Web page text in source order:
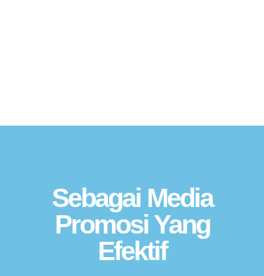
Sebagai Media
Promosi Yang
Efektif